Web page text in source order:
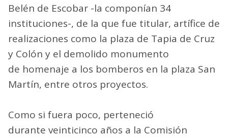
Belén de Escobar -la componían 34
instituciones-, de la que fue titular, artífice de
realizaciones como la plaza de Tapia de Cruz
y Colón y el demolido monumento
de homenaje a los bomberos en la plaza San
Martín, entre otros proyectos.
Como si fuera poco, perteneció
durante veinticinco años a la Comisión